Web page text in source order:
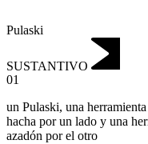
Pulaski
SUSTANTIVO
01
un Pulaski, una
hacha por un lado y una
azadón por el otro